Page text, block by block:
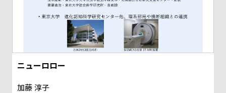
ニューロロー
加藤 淳子